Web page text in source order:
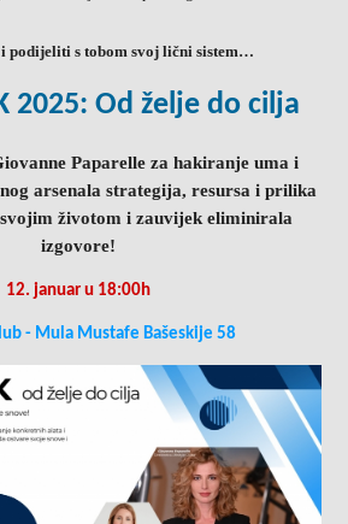
podijeliti s tobom svoj lični sistem…
2025: Od želje do cilja
Paparelle za hakiranje uma i
arsenala strategija, resursa i prilika
životom i zauvijek eliminirala
izgovore!
12. januar u 18:00h
- Mula Mustafe Bašeskije 58